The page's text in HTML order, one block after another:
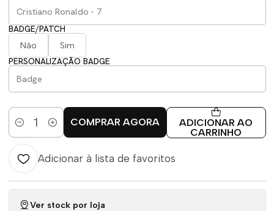
BADGE/PATCH
Não
Sim
PERSONALIZAÇÃO BADGE
Quantidade
ADICIONAR AO
CARRINHO
COMPRAR AGORA
Adicionar à lista de favoritos
Ver stock por loja